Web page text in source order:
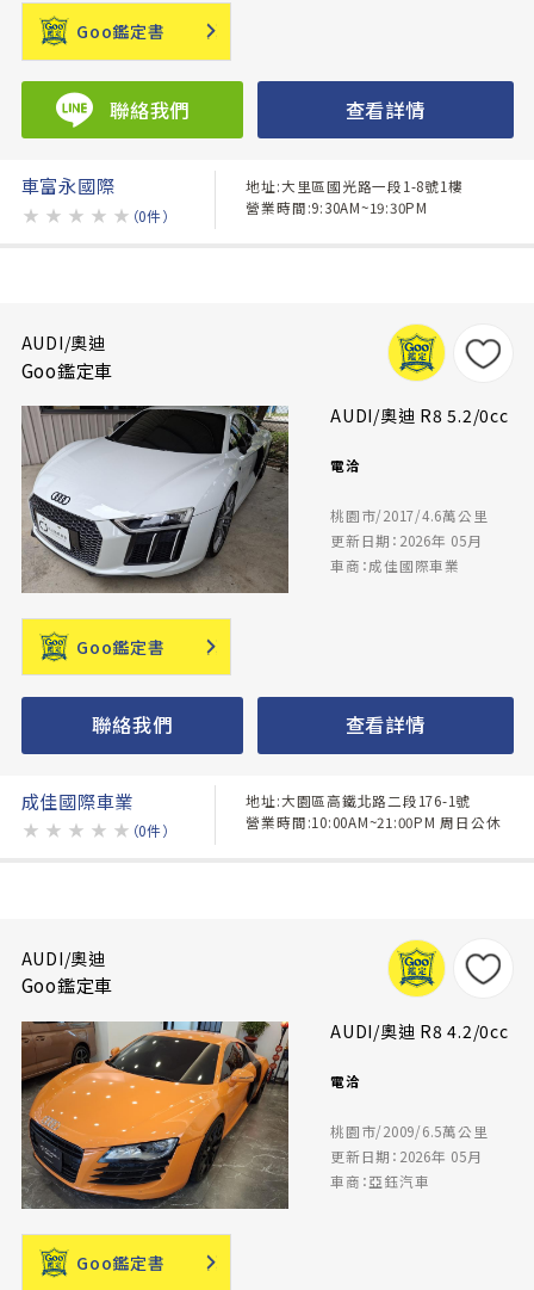
Goo鑑定書
聯絡我們 查看詳情
車富永國際
★ ★ ★ ★ ★ （0件）
地址:大里區國光路一段1-8號1樓
營業時間:9:30AM~19:30PM
AUDI/奧迪
Goo鑑定車
AUDI/奧迪 R8 5.2/0cc
電洽
桃園市/2017/4.6萬公里
更新日期：2026年 05月
車商：成佳國際車業
Goo鑑定書
聯絡我們 查看詳情
成佳國際車業
★ ★ ★ ★ ★ （0件）
地址:大園區高鐵北路二段176-1號
營業時間:10:00AM~21:00PM 周日公休
AUDI/奧迪
Goo鑑定車
AUDI/奧迪 R8 4.2/0cc
電洽
桃園市/2009/6.5萬公里
更新日期：2026年 05月
車商：亞鈺汽車
Goo鑑定書